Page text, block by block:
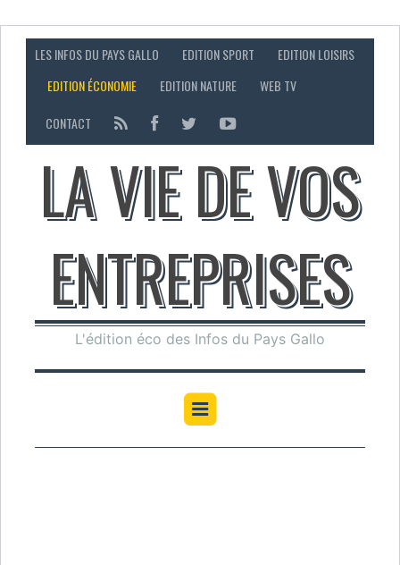
LES INFOS DU PAYS GALLO EDITION SPORT
EDITION LOISIRS
EDITION ÉCONOMIE
EDITION NATURE
WEB TV
CONTACT
LA VIE DE VOS
ENTREPRISES
L'édition éco des Infos du Pays Gallo